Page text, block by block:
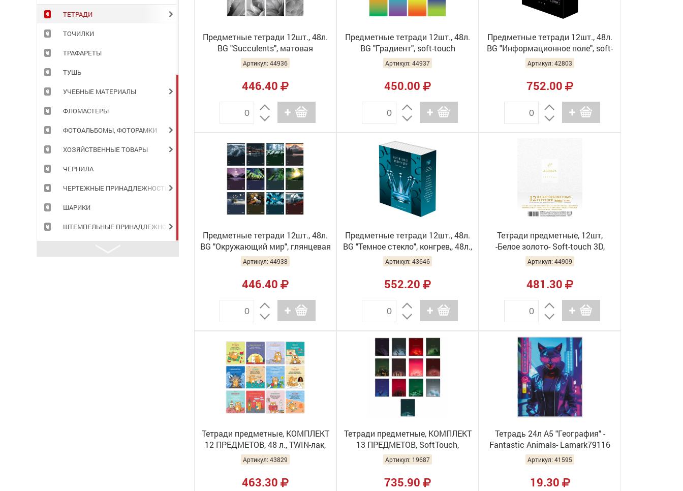
ТЕТРАДИ
ТОЧИЛКИ
ТРАФАРЕТЫ
ТУШЬ
УЧЕБНЫЕ МАТЕРИАЛЫ
ФЛОМАСТЕРЫ
ФОТОАЛЬБОМЫ, ФОТОРАМКИ
ХОЗЯЙСТВЕННЫЕ ТОВАРЫ
ЧЕРНИЛА
ЧЕРТЕЖНЫЕ ПРИНАДЛЕЖНОСТИ
ШАРИКИ
ШТЕМПЕЛЬНЫЕ ПРИНАДЛЕЖНОСТИ
Предметные тетради 12шт., 48л.
BG "Succulents", матовая
ламинация, ТПК5ск48_лм 09105
Артикул: 44936
446.40
Предметные тетради 12шт., 48л.
BG "Градиент", soft-touch
ламинация, ТПК5ск48_лс 09110
Артикул: 44937
450.00
Предметные тетради 12шт., 48л.
BG "Информационное поле", soft-
touch ламинация,
ТПК5ск48_лс_вл 63724
Артикул: 42803
752.00
Предметные тетради 12шт., 48л.
BG "Окружающий мир", глянцевая
ламинация, ТПК5ск48_лг 09108
Артикул: 44938
446.40
Предметные тетради 12шт., 48л.
BG "Темное стекло", конгрев,, 48л.,
ТПК5ск48_к_вл 63726
Артикул: 43646
552.20
Тетради предметные, 12шт,
-Белое золото- Soft-touch 3D,
Hatber 48Т5лофлтВd
Артикул: 44909
481.30
Тетради предметные, КОМПЛЕКТ
12 ПРЕДМЕТОВ, 48 л., TWIN-лак,
BRAUBERG, "КОТ-ЭНТУЗИАСТ",
404609
Артикул: 43829
463.30
Тетради предметные, КОМПЛЕКТ
13 ПРЕДМЕТОВ, SoftTouch,
BRAUBERG "PEACEFUL", 405182
Артикул: 19687
735.90
Тетрадь 24л А5 "География" -
Fantastic Animals- Lamark79116
(10/160)
Артикул: 41595
19.30